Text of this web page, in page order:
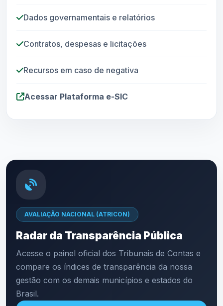
Dados governamentais e relatórios
Contratos, despesas e licitações
Recursos em caso de negativa
Acessar Plataforma e-SIC
AVALIAÇÃO NACIONAL (ATRICON)
Radar da Transparência Pública
Acesse o painel oficial dos Tribunais de Contas e
compare os índices de transparência da nossa
gestão com os demais municípios e estados do
Brasil.